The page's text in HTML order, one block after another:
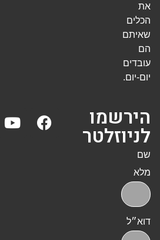
את
הכלים
שאיתם
הם
עובדים
יום-יום.
הירשמו
לניוזלטר
שם
מלא
דוא״ל